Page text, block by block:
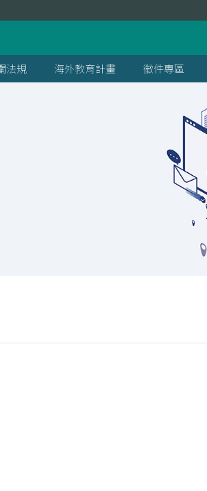
法規 海外教育計畫 徵件專區